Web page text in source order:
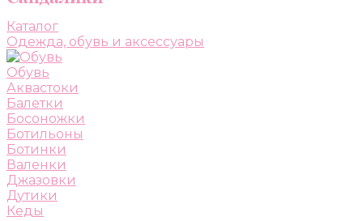
Каталог
Одежда, обувь и аксессуары
Обувь
Аквастоки
Балетки
Босоножки
Ботильоны
Ботинки
Валенки
Джазовки
Дутики
Кеды